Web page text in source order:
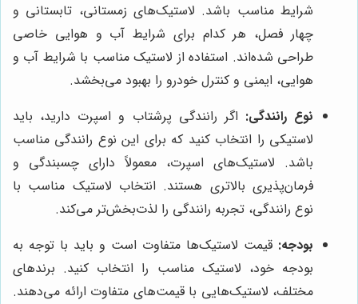
شرایط مناسب باشد. لاستیک‌های زمستانی، تابستانی و
چهار فصل، هر کدام برای شرایط آب و هوایی خاصی
طراحی شده‌اند. استفاده از لاستیک مناسب با شرایط آب و
هوایی، ایمنی و کنترل خودرو را بهبود می‌بخشد.
نوع رانندگی: اگر رانندگی پرشتاب و اسپرت دارید، باید
لاستیکی را انتخاب کنید که برای این نوع رانندگی مناسب
باشد. لاستیک‌های اسپرت، معمولاً دارای چسبندگی و
فرمان‌پذیری بالاتری هستند. انتخاب لاستیک مناسب با
نوع رانندگی، تجربه رانندگی را لذت‌بخش‌تر می‌کند.
بودجه: قیمت لاستیک‌ها متفاوت است و باید با توجه به
بودجه خود، لاستیک مناسب را انتخاب کنید. برندهای
مختلف، لاستیک‌هایی با قیمت‌های متفاوت ارائه می‌دهند.